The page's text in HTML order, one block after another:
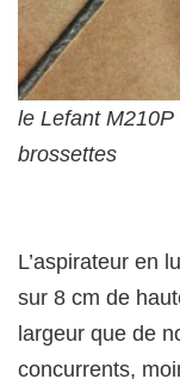
le Lefant
brossettes
L’aspirateur en
sur 8 cm de
largeur que de
concurrents,